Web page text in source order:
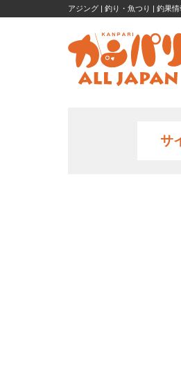
アジング | 釣り・魚つり | 釣果
サ